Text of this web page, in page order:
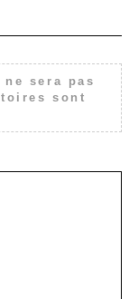
ne sera pas
sont